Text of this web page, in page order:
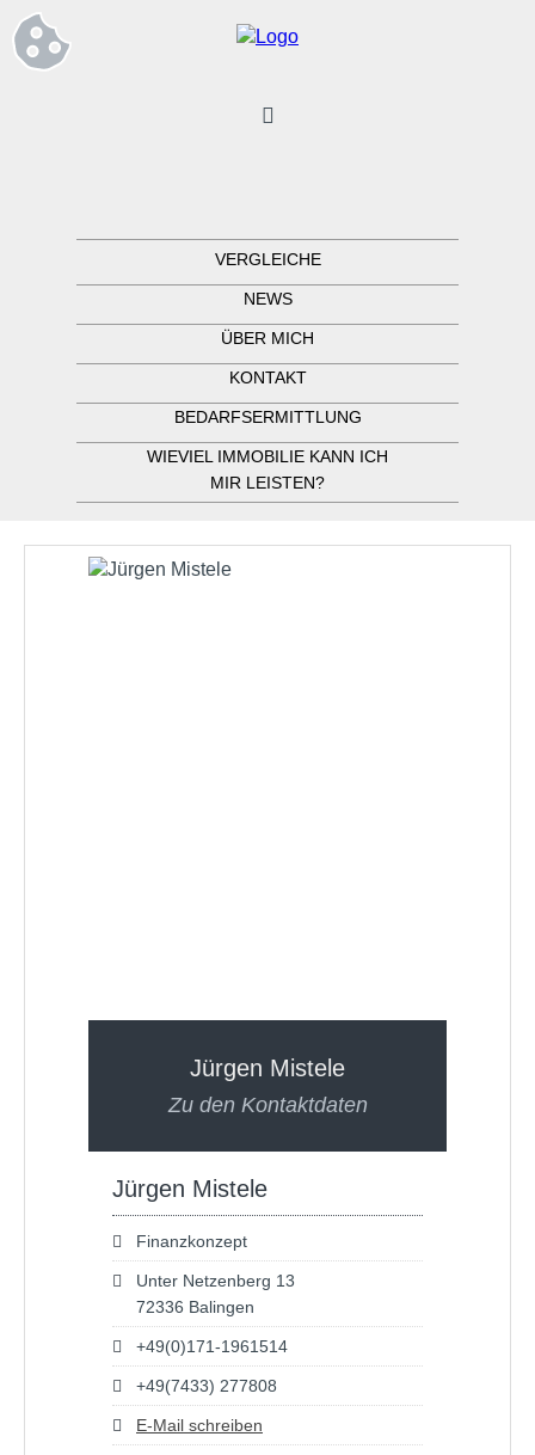
VERGLEICHE
NEWS
ÜBER MICH
KONTAKT
BEDARFSERMITTLUNG
WIEVIEL IMMOBILIE KANN ICH
MIR LEISTEN?
Jürgen Mistele
Zu den Kontaktdaten
Jürgen Mistele
Finanzkonzept
Unter Netzenberg 13
72336 Balingen
+49(0)171-1961514
+49(7433) 277808
E-Mail schreiben